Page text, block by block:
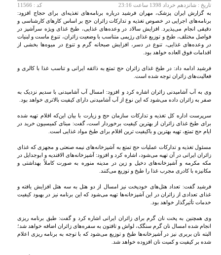
تاريخ : شانزدهم خرداد 1398 ساعت 23:16
کد : 11566
به گزارش ایران پزشک، مهران فرشید درباره برنامه‌های تغذیه‌ای برای حجاج افزود:
برنامه‌های اجرایی در خصوص تغذیه و تدارکات زائران حج بر اساس کارهای کارشناسی و
دقیقی انجام می‌پذیرد. افزایش سالاد در وعده‌های غذایی، طبخ غذای ویژه سرآشپز در
فواصل مختلف، طبخ و توزیع غذای رژیمی متناسب با وضعیت زائران، تنوع ماست و لبنیات
در وعده‌های غذایی، تنوع در دسر، افزایش صبحانه گرم و تنوع در میوه‌ها بخشی از
اقدامات فوق العاده خواهد بود.
فرشید ادامه داد: در طبخ غذای زائران حج تمتع به ذائقه ایرانی و تناسب غذا با کالری و
فعالیت‌های زائران توجه شده است.
وی به آب آشامیدنی زائران اشاره کرد و افزود: امسال آب آشامیدنی با سدیم نزدیک به
صفر به زائران داده می‌شود که این نوع از آب آشامیدنی دارای کیفیت بالاتری خواهد بود.
سرپرست اداره کل تغذیه و تدارکات سازمان حج و زیارت با بیان این‌که اقلام تهیه شده
برای طبخ غذای زائران از بهترین کیفیت برخوردار است، گفت: مبنای کمیسیون خرید در
ایام حج تمتع، تهیه بهترین و باکیفیت ترین اقلام برای طبخ مواد غذایی است.
مسئول تغذیه و تدارکات عملیات حج تمتع به آشپزخانه‌های نیمه صنعتی و مجهزی که غذای
زائران ایرانی در آن تهیه می‌شود، اشاره کرد و افزود: آشپزخانه‌های الافندیه و ابوجدایل در
مکه مکرمه و آشپزخانه‌های دخیل و زین در مدینه منوره به صورت کاملاً بهداشتی و
مکانیزه با کادری مجرب غذا را طبخ و توزیع می‌کنند.
فرشید گفت: تعداد هتل‌های خودپخت نیز امسال از دو هتل به سه هتل افزایش یافته و
غذای تعدادی از زائران در این آشپزخانه‌ها تهیه می‌شود که این برنامه نیز در بهبود کیفیت
خدمات تأثیرگذار خواهد بود.
وی همچنین به پخت نان گرم برای زائران ایرانی اشاره کرد و گفت: طبق برنامه ریزی
انجام شده امسال نان گرم سنگک، لواش و تافتون به سفره‌های زائران اضافه خواهد شد؛
البته نان بربری نیز در آشپزخانه‌ها طبخ و توزیع می‌شود که با توجه به برنامه ریزی اعلام
شده بر کیفیت و کمیت نان افزوده خواهد شد.